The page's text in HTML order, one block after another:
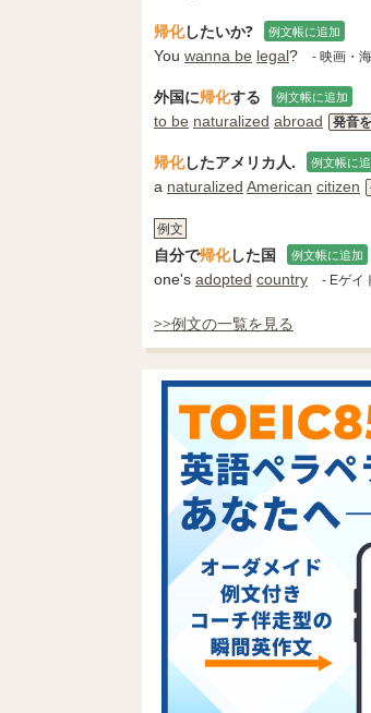
帰化したいか? 例文帳に追加
You wanna be legal? - 映画・
外国に帰化する 例文帳に追加
to be naturalized abroad 発音
帰化したアメリカ人. 例文帳に
a naturalized American citizen
例文
自分で帰化した国 例文帳に追加
one's adopted country - Eゲイ
>>例文の一覧を見る